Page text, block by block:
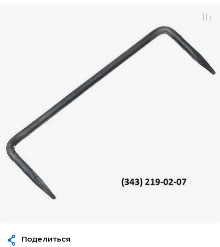
Поделиться